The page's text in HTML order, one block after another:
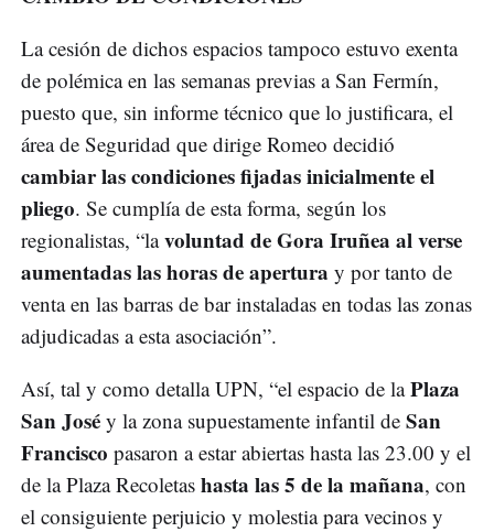
La cesión de dichos espacios tampoco estuvo exenta
de polémica en las semanas previas a San Fermín,
puesto que, sin informe técnico que lo justificara, el
área de Seguridad que dirige Romeo decidió
cambiar las condiciones fijadas inicialmente el
pliego. Se cumplía de esta forma, según los
regionalistas, “lavoluntad de Gora Iruñea al verse
aumentadas las horas de apertura y por tanto de
venta en las barras de bar instaladas en todas las zonas
adjudicadas a esta asociación”.
Así, tal y como detalla UPN, “el espacio de laPlaza
San José y la zona supuestamente infantil de San
Francisco pasaron a estar abiertas hasta las 23.00 y el
de la Plaza Recoletas hasta las 5 de la mañana, con
el consiguiente perjuicio y molestia para vecinos y